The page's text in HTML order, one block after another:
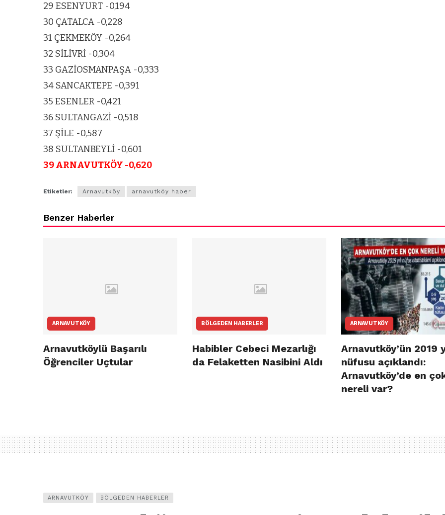
29 ESENYURT -0,194
30 ÇATALCA -0,228
31 ÇEKMEKÖY -0,264
32 SİLİVRİ -0,304
33 GAZİOSMANPAŞA -0,333
34 SANCAKTEPE -0,391
35 ESENLER -0,421
36 SULTANGAZİ -0,518
37 ŞİLE -0,587
38 SULTANBEYLİ -0,601
39 ARNAVUTKÖY -0,620
Etiketler: Arnavutköy arnavutköy haber
Benzer Haberler
ARNAVUTKÖY
Arnavutköylü Başarılı
Öğrenciler Uçtular
BÖLGEDEN HABERLER
Habibler Cebeci Mezarlığı
da Felaketten Nasibini Aldı
ARNAVUTKÖY
Arnavutköy’ün 2019
nüfusu açıklandı:
Arnavutköy’de en
nereli var?
ARNAVUTKÖY BÖLGEDEN HABERLER